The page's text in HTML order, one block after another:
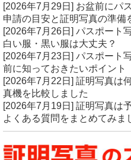
[2026年7月29日] お盆前にパ
申請の目安と証明写真の準備
[2026年7月26日] パスポート
白い服・黒い服は大丈夫？
[2026年7月23日] パスポート
前に知っておきたいポイント
[2026年7月22日] 証明写真は
真機を比較しました
[2026年7月19日] 証明写真は
よくある質問をまとめてみま